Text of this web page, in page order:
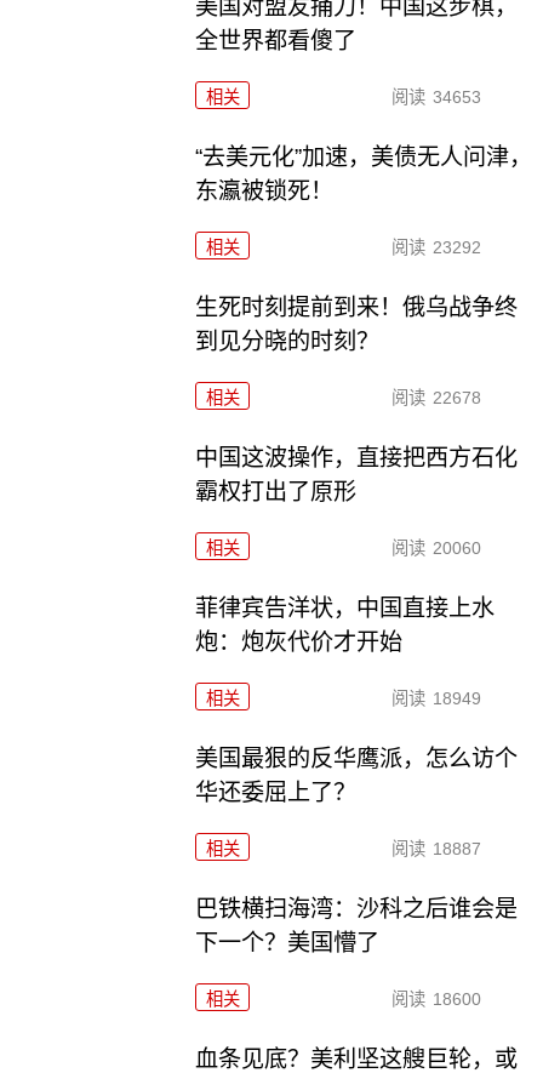
美国对盟友捅刀！中国这步棋，
全世界都看傻了
相关 阅读 34653
“去美元化”加速，美债无人问津，
东瀛被锁死！
相关 阅读 23292
生死时刻提前到来！俄乌战争终
到见分晓的时刻？
相关 阅读 22678
中国这波操作，直接把西方石化
霸权打出了原形
相关 阅读 20060
菲律宾告洋状，中国直接上水
炮：炮灰代价才开始
相关 阅读 18949
美国最狠的反华鹰派，怎么访个
华还委屈上了？
相关 阅读 18887
巴铁横扫海湾：沙科之后谁会是
下一个？美国懵了
相关 阅读 18600
血条见底？美利坚这艘巨轮，或